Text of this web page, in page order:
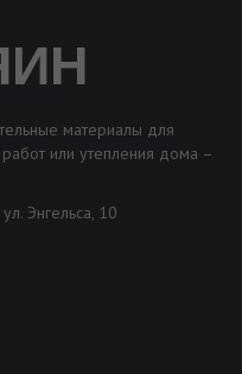
материалы для
или утепления дома –
Энгельса, 10